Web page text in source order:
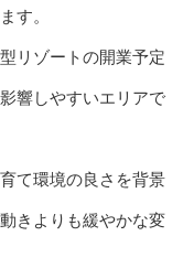
す。
リゾートの開業予定
響しやすいエリアで
て環境の良さを背景
きよりも緩やかな変